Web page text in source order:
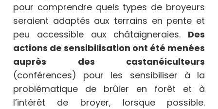
pour comprendre quels types de broyeurs
seraient adaptés aux terrains en pente et
peu accessible aux châtaigneraies. Des
actions de sensibilisation ont été menées
auprès des castanéiculteurs
(conférences) pour les sensibiliser à la
problématique de brûler en forêt et à
l’intérêt de broyer, lorsque possible.